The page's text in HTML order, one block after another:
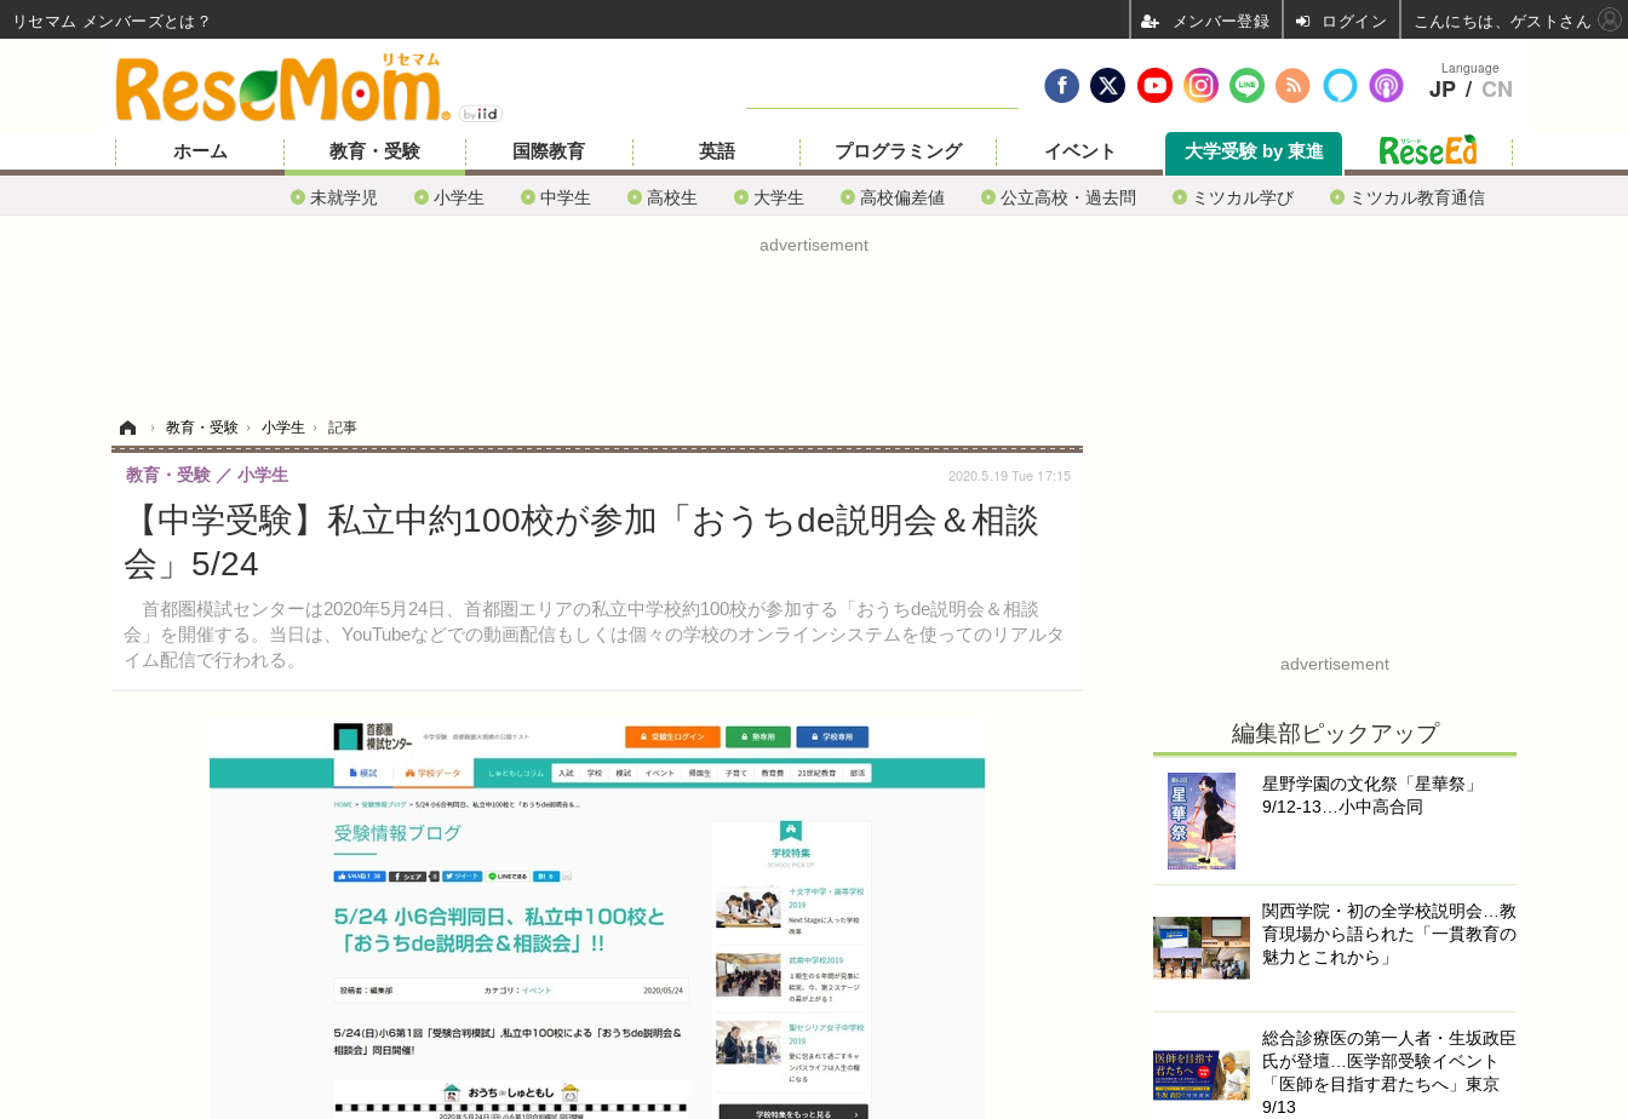
ホーム 教育・受験
未就学児 小学生 中学生 高校生 大学生 高校偏差値 公立高校・過去問 ミツカル学び ミツカル教育通信
国際教育 英語 プログラミング イベント 大学受験 by 東進
advertisement
› 教育・受験 › 小学生 › 記事
【中学受験】私立中約100校が参加「おうちde説明会＆相談
会」5/24
首都圏模試センターは2020年5月24日、首都圏エリアの私立中学校約100校が参加する「おうちde説明会＆相談
会」を開催する。当日は、YouTubeなどでの動画配信もしくは個々の学校のオンラインシステムを使ってのリアルタ
イム配信で行われる。
教育・受験 小学生 2020.5.19 Tue 17:15
advertisement
編集部ピックアップ
星野学園の文化祭「星華祭」
9/12-13…小中高合同
関西学院・初の全学校説明会…教
育現場から語られた「一貫教育の
魅力とこれから」
総合診療医の第一人者・生坂政臣
氏が登壇…医学部受験イベント
「医師を目指す君たちへ」東京
9/13
Language
JP / CN
リセマム メンバーズ ログイン こんにちは、ゲストさん